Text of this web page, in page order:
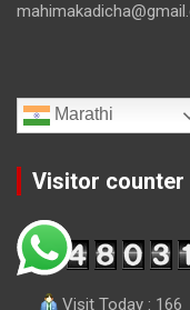
Marathi
Visitor counter
Visit Today : 166